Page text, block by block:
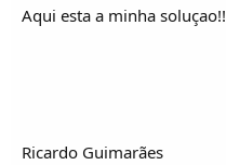
Aqui esta a minha soluçao!!
Ricardo Guimarães